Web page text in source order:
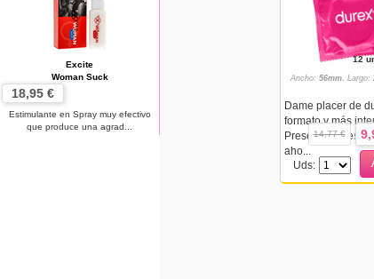
Excite
Woman Suck
18,95 €
Estimulante en Spray muy efectivo
que produce una agrad...
12
Ancho: 56mm. Largo:
Dame placer de
formato y más
Preservativo
aho...
14,77 €
Uds: